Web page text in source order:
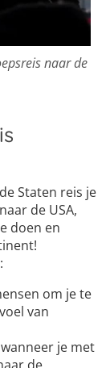
naar de
Staten reis je
de USA,
doen en
om je te
van
je met
de